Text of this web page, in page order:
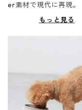
er素材で現代に再現。
もっと見る